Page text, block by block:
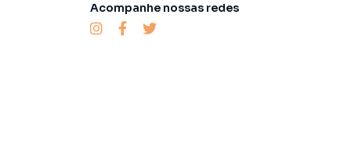
Acompanhe nossas redes